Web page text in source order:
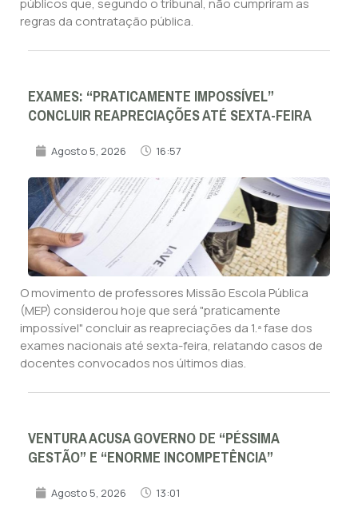
públicos que, segundo o tribunal, não cumpriram as
regras da contratação pública.
EXAMES: “PRATICAMENTE IMPOSSÍVEL”
CONCLUIR REAPRECIAÇÕES ATÉ SEXTA-FEIRA
Agosto 5, 2026 16:57
O movimento de professores Missão Escola Pública
(MEP) considerou hoje que será "praticamente
impossível" concluir as reapreciações da 1.ª fase dos
exames nacionais até sexta-feira, relatando casos de
docentes convocados nos últimos dias.
VENTURA ACUSA GOVERNO DE “PÉSSIMA
GESTÃO” E “ENORME INCOMPETÊNCIA”
Agosto 5, 2026 13:01